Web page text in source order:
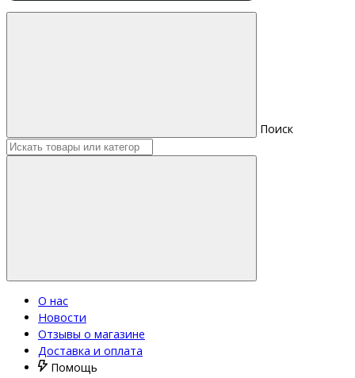
Поиск
О нас
Новости
Отзывы о магазине
Доставка и оплата
Помощь